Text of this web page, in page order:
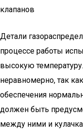
клапанов
Детали
процессе работы
высокую
неравномерно, так
обеспечения
должен быть
между ними и